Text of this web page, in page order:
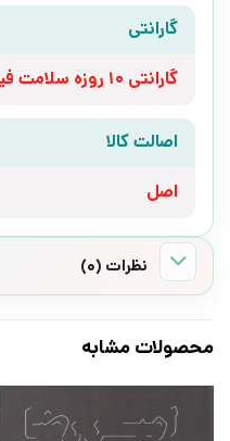
گارانتی
گارانتی 10 روزه سلامت فیزیکی کتاب
اصالت کالا
اصل
نظرات (0)
محصولات مشابه